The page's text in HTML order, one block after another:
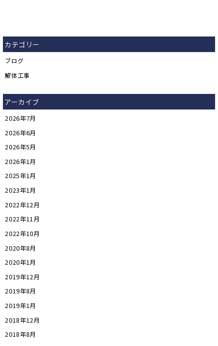
カテゴリー
ブログ
解体工事
アーカイブ
2026年7月
2026年6月
2026年5月
2026年1月
2025年1月
2023年1月
2022年12月
2022年11月
2022年10月
2020年8月
2020年1月
2019年12月
2019年8月
2019年1月
2018年12月
2018年8月